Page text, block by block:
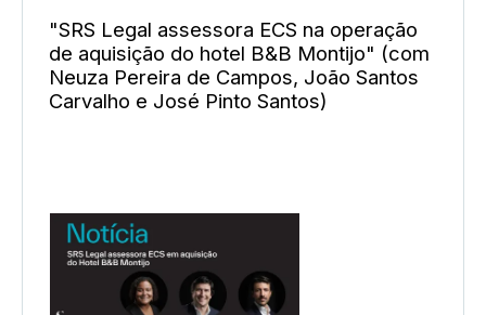
"SRS Legal assessora ECS na operação
de aquisição do hotel B&B Montijo" (com
Neuza Pereira de Campos, João Santos
Carvalho e José Pinto Santos)